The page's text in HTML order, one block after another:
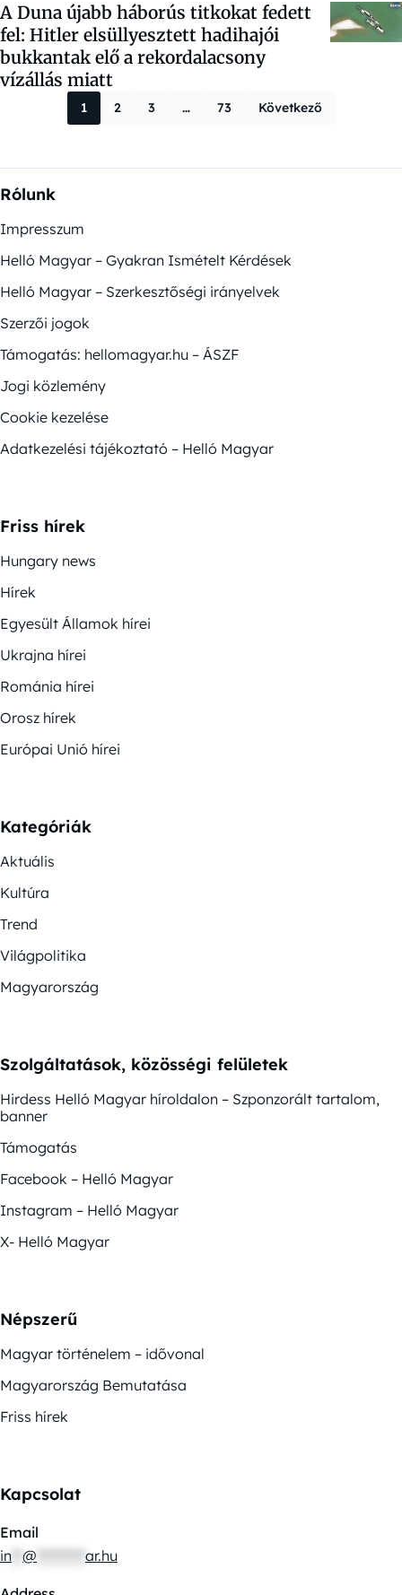
A Duna újabb háborús titkokat fedett
fel: Hitler elsüllyesztett hadihajói
bukkantak elő a rekordalacsony
vízállás miatt
Bejegyzések
1 2 3 … 73 Következő
Rólunk
Impresszum
Helló Magyar – Gyakran Ismételt Kérdések
Helló Magyar – Szerkesztőségi irányelvek
Szerzői jogok
Támogatás: hellomagyar.hu – ÁSZF
Jogi közlemény
Cookie kezelése
Adatkezelési tájékoztató – Helló Magyar
Friss hírek
Hungary news
Hírek
Egyesült Államok hírei
Ukrajna hírei
Románia hírei
Orosz hírek
Európai Unió hírei
Kategóriák
Aktuális
Kultúra
Trend
Világpolitika
Magyarország
Szolgáltatások, közösségi felületek
Hirdess Helló Magyar híroldalon – Szponzorált tartalom,
banner
Támogatás
Facebook – Helló Magyar
Instagram – Helló Magyar
X- Helló Magyar
Népszerű
Magyar történelem – idővonal
Magyarország Bemutatása
Friss hírek
Kapcsolat
Email
in @ ar.hu